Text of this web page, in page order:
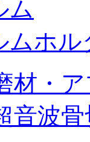
ム
ムホル
材・
音波